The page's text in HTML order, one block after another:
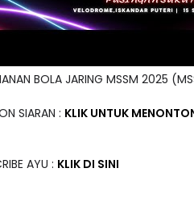
BOLA JARING MSSM 2025
SIARAN : KLIK UNTUK
AYU : KLIK DI SINI